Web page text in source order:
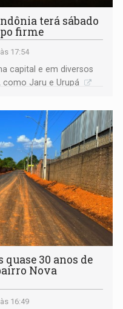
terá sábado
firme
17:54
capital e em diversos
Jaru e Urupá
quase 30 anos de
Nova
16:49